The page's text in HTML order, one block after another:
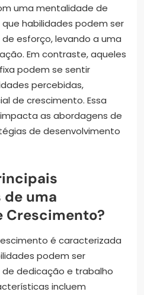
uma mentalidade de
habilidades podem ser
esforço, levando a uma
Em contraste, aqueles
podem se sentir
percebidas,
de crescimento. Essa
as abordagens de
de desenvolvimento
uma
Crescimento?
é caracterizada
podem ser
dedicação e trabalho
incluem